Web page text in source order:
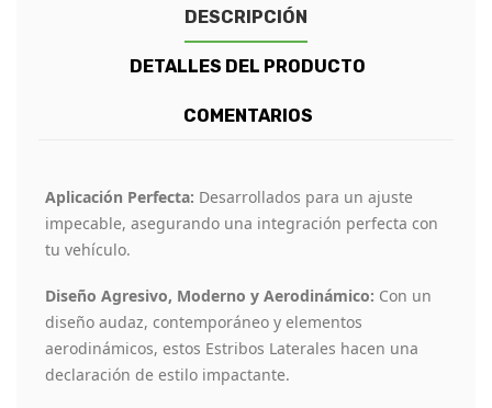
DESCRIPCIÓN
DETALLES DEL PRODUCTO
COMENTARIOS
Aplicación Perfecta: Desarrollados para un ajuste
impecable, asegurando una integración perfecta con
tu vehículo.
Diseño Agresivo, Moderno y Aerodinámico: Con un
diseño audaz, contemporáneo y elementos
aerodinámicos, estos Estribos Laterales hacen una
declaración de estilo impactante.